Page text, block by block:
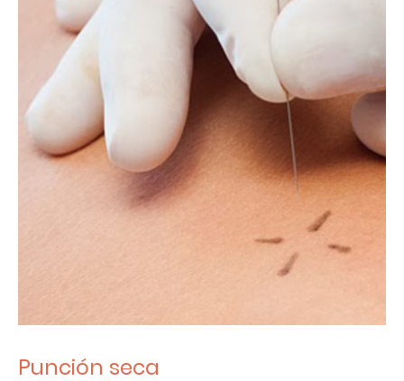
Punción seca